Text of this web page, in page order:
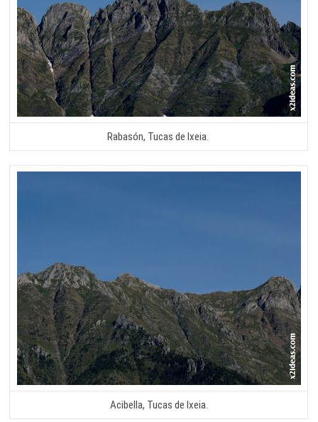
Rabasón, Tucas de Ixeia.
Acibella, Tucas de Ixeia.